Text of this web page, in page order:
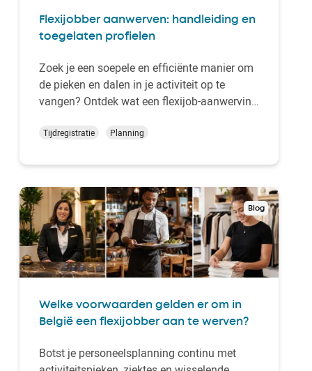
Flexijobber aanwerven: handleiding en
toegelaten profielen
Zoek je een soepele en efficiënte manier om
de pieken en dalen in je activiteit op te
vangen? Ontdek wat een flexijob-aanwerving
je hr-planning metflexibele opdrachten
sourcing-kanalen en een vereenvoudigde
procedur…
Tijdregistratie Planning
Blog
Welke voorwaarden gelden er om in
België een flexijobber aan te werven?
Botst je personeelsplanning continu met